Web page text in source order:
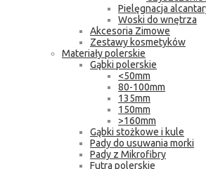
Pielęgnacja
Woski do wnętrza
Akcesoria Zimowe
Zestawy kosmetyków
Materiały polerskie
Gąbki polerskie
<50mm
80-100mm
135mm
150mm
>160mm
Gąbki stożkowe i kule
Pady do usuwania morki
Pady z Mikrofibry
Futra polerskie